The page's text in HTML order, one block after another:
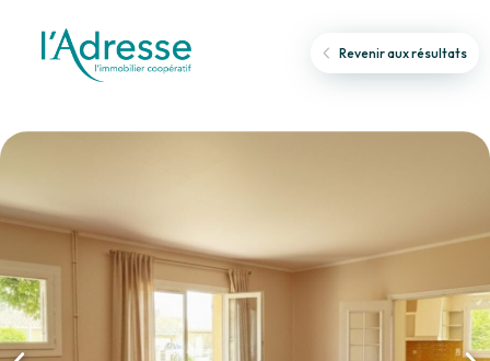
Revenir aux résultats